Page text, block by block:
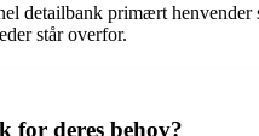
detailbank primært
står overfor.
for deres behov?